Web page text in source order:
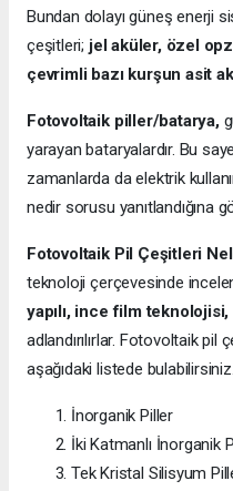
Bundan dolayı güneş enerji
çeşitleri; jel aküler, özel
çevrimli bazı kurşun asit
Fotovoltaik piller/batarya,
yarayan bataryalardır. Bu
zamanlarda da elektrik
nedir sorusu yanıtlandığına
Fotovoltaik Pil Çeşitleri
teknoloji çerçevesinde
yapılı, ince film
adlandırılırlar. Fotovoltaik pil
aşağıdaki listede bulabilirsiniz.
İnorganik Piller
İki Katmanlı İnorganik
Tek Kristal Silisyum